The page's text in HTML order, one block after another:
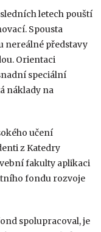
letech pouští
Spousta
nereálné představy
Orientaci
speciální
náklady na
učení
z Katedry
fakulty aplikaci
fondu rozvoje
spolupracoval, je